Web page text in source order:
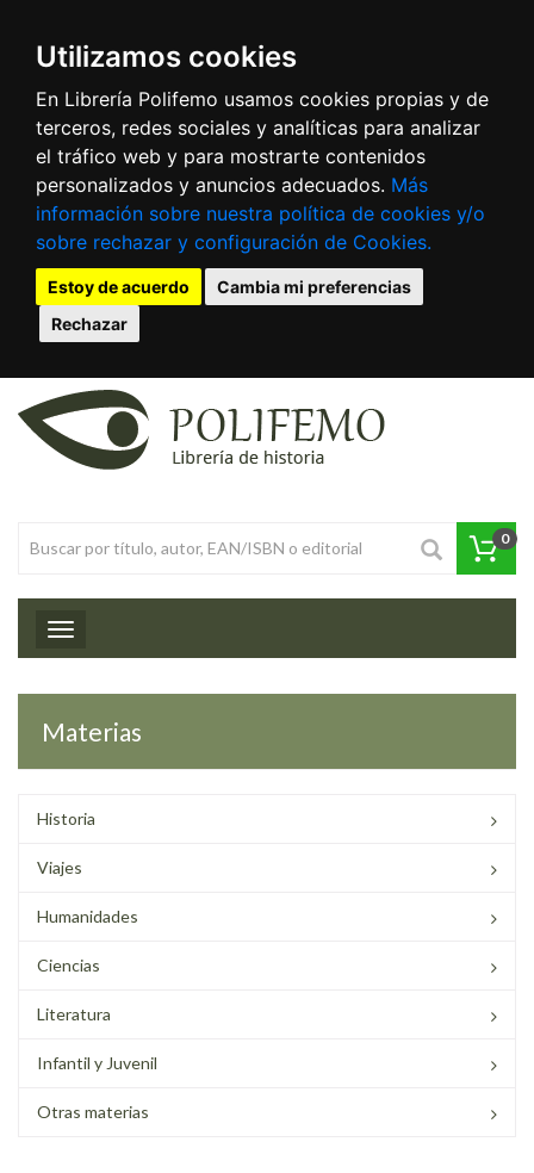
Utilizamos cookies
En Librería Polifemo usamos cookies propias y de
terceros, redes sociales y analíticas para analizar
el tráfico web y para mostrarte contenidos
personalizados y anuncios adecuados. Más
información sobre nuestra política de cookies y/o
sobre rechazar y configuración de Cookies.
Estoy de acuerdo
Cambia mi preferencias
Rechazar
0
Toggle navigation
Materias
Historia
Viajes
Humanidades
Ciencias
Literatura
Infantil y Juvenil
Otras materias